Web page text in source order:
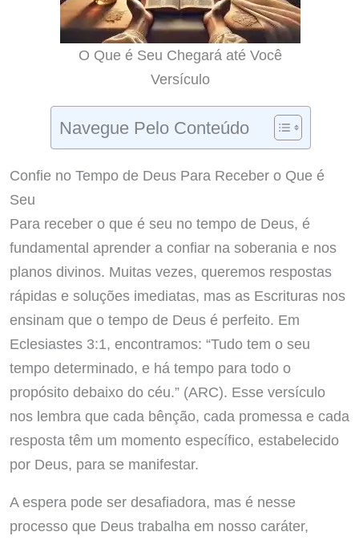
O Que é Seu Chegará até Você
Versículo
Navegue Pelo Conteúdo
Confie no Tempo de Deus Para Receber o Que é
Seu
Para receber o que é seu no tempo de Deus, é
fundamental aprender a confiar na soberania e nos
planos divinos. Muitas vezes, queremos respostas
rápidas e soluções imediatas, mas as Escrituras nos
ensinam que o tempo de Deus é perfeito. Em
Eclesiastes 3:1, encontramos: “Tudo tem o seu
tempo determinado, e há tempo para todo o
propósito debaixo do céu.” (ARC). Esse versículo
nos lembra que cada bênção, cada promessa e cada
resposta têm um momento específico, estabelecido
por Deus, para se manifestar.
A espera pode ser desafiadora, mas é nesse
processo que Deus trabalha em nosso caráter,